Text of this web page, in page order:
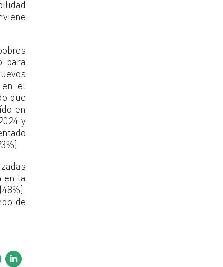
para
en el
que
en
y
en la
de